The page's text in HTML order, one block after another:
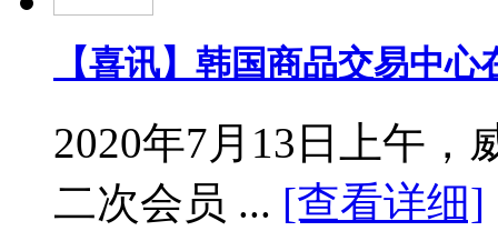
【喜讯】韩国商品交易中
2020年7月13日上午，
二次会员 ... [查看详细]